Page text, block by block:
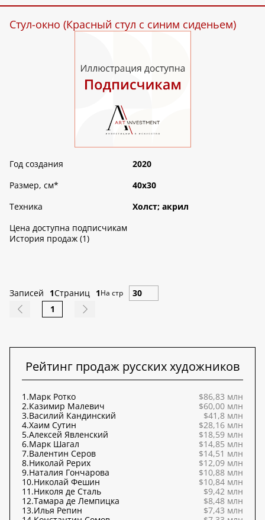
Стул-окно (Красный стул с синим сиденьем)
Год создания
2020
Размер, см*
40х30
Техника
Холст; акрил
Цена доступна подписчикам
История продаж (1)
Записей 1Страниц 1На стр
1
Рейтинг продаж русских художников
1.Марк Ротко
$86,83 млн
2.Казимир Малевич
$60,00 млн
3.Василий Кандинский
$41,8 млн
4.Хаим Сутин
$28,16 млн
5.Алексей Явленский
$18,59 млн
6.Марк Шагал
$14,85 млн
7.Валентин Серов
$14,51 млн
8.Николай Рерих
$12,09 млн
9.Наталия Гончарова
$10,88 млн
10.Николай Фешин
$10,84 млн
11.Николя де Сталь
$9,42 млн
12.Тамара де Лемпицка
$8,48 млн
13.Илья Репин
$7,43 млн